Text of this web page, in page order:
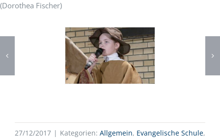
(Dorothea Fischer)
27/12/2017 | Kategorien: Allgemein, Evangelische Schule,